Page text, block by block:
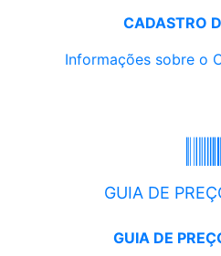
CADASTRO
Informações sobre o
GUIA DE
GUIA DE